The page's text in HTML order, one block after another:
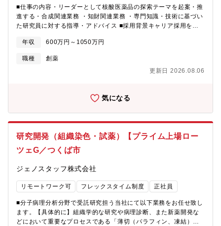
■仕事の内容・リーダーとして核酸医薬品の探索テーマを起案・推
進する・合成関連業務 ・知財関連業務 ・専門知識・技術に基づい
た研究員に対する指導・アドバイス ■採用背景キャリア採用を強
先情報・勤務地 茨城県つくば市■求める人物像創薬の研究開発に
意欲を持ち、積極的に提言できること。
年収 600万円～1050万円
職種
創薬
更新日 2026.08.06
気になる
研究開発（組織染色・試薬）【プライム上場ロー
ツェG／つくば市
ジェノスタッフ株式会社
リモートワーク可 フレックスタイム制度 正社員
■分子病理分析分野で受託研究担う当社にて以下業務をお任せ致し
ます。【具体的に】組織学的な研究や病理診断、また新薬開発な
どにおいて重要なプロセスである「薄切（パラフィン、凍結）」